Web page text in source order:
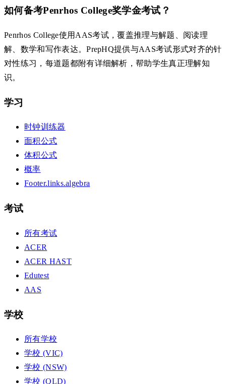
如何备考Penrhos College奖学金考试？
Penrhos College使用AAS考试，覆盖推理与解题、阅读理
解、数学和写作表达。PrepHQ提供与AAS考试形式对齐的针
对性练习，每道题都附有详细解析，帮助学生真正理解知
识。
学习
时钟训练器
面积公式
体积公式
概率
Footer.links.algebra
考试
所有考试
ACER
ACER HAST
Edutest
AAS
学校
所有学校
学校 (VIC)
学校 (NSW)
学校 (QLD)